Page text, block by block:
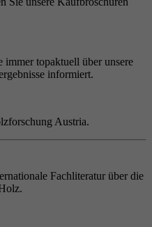
topaktuell über unsere
informiert.
Austria.
Fachliteratur über die